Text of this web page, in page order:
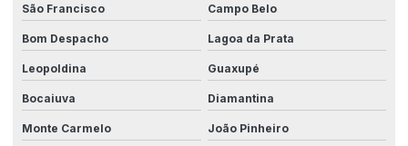
Sistemas para indústria 4.0
Sistemas para sincronismo de máquinas
São Francisco Campo Belo
Bom Despacho Lagoa da Prata
Leopoldina Guaxupé
Bocaiuva Diamantina
Monte Carmelo João Pinheiro